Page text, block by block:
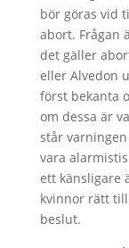
bör göras vid
abort. Frågan
det gäller
eller Alvedon
först bekanta
om dessa är
står
vara
ett känsligare
kvinnor rätt
beslut.